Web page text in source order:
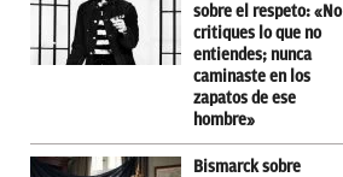
sobre el respeto: «No
critiques lo que no
entiendes; nunca
caminaste en los
zapatos de ese
hombre»
Bismarck sobre